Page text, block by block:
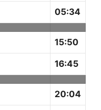
05:34
15:50
16:45
20:04